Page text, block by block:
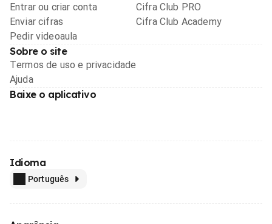
Entrar ou criar conta
Enviar cifras
Pedir videoaula
Cifra Club PRO
Cifra Club Academy
Sobre o site
Termos de uso e privacidade
Ajuda
Baixe o aplicativo
Idioma
Português